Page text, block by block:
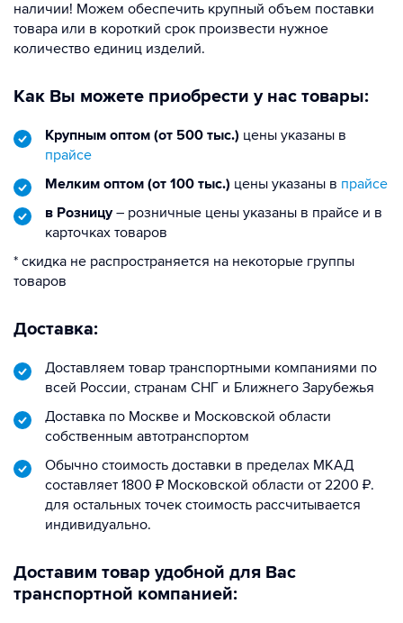
наличии! Можем обеспечить крупный объем поставки
товара или в короткий срок произвести нужное
количество единиц изделий.
Как Вы можете приобрести у нас товары:
Крупным оптом (от 500 тыс.) цены указаны в
прайсе
Мелким оптом (от 100 тыс.) цены указаны в прайсе
в Розницу– розничные цены указаны в прайсе и в
карточках товаров
* скидка не распространяется на некоторые группы
товаров
Доставка:
Доставляем товар транспортными компаниями по
всей России, странам СНГ и Ближнего Зарубежья
Доставка по Москве и Московской области
собственным автотранспортом
Обычно стоимость доставки в пределах МКАД
составляет 1800 ₽ Московской области от 2200 ₽.
для остальных точек стоимость рассчитывается
индивидуально.
Доставим товар удобной для Вас
транспортной компанией: